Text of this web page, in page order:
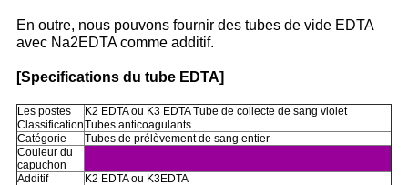
En outre, nous pouvons fournir des tubes de vide EDTA
avec Na2EDTA comme additif.
[Specifications du tube EDTA]
Les postes
K2 EDTA ou K3 EDTA Tube de collecte de sang violet
ClassificationTubes anticoagulants
Catégorie
Tubes de prélèvement de sang entier
Couleur du
capuchon
Additif
K2 EDTA ou K3EDTA